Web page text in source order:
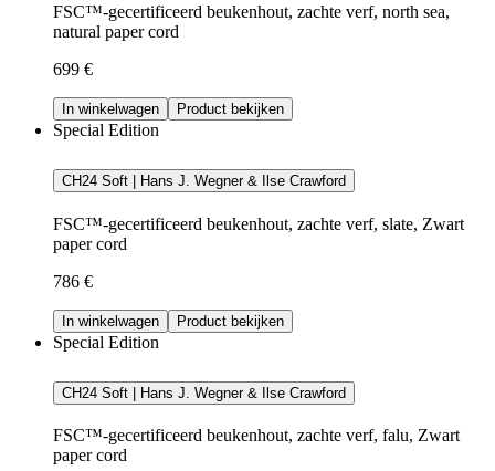
FSC™-gecertificeerd beukenhout, zachte verf, north sea,
natural paper cord
699 €
In winkelwagen Product bekijken
Special Edition
CH24 Soft | Hans J. Wegner & Ilse Crawford
FSC™-gecertificeerd beukenhout, zachte verf, slate, Zwart
paper cord
786 €
In winkelwagen Product bekijken
Special Edition
CH24 Soft | Hans J. Wegner & Ilse Crawford
FSC™-gecertificeerd beukenhout, zachte verf, falu, Zwart
paper cord